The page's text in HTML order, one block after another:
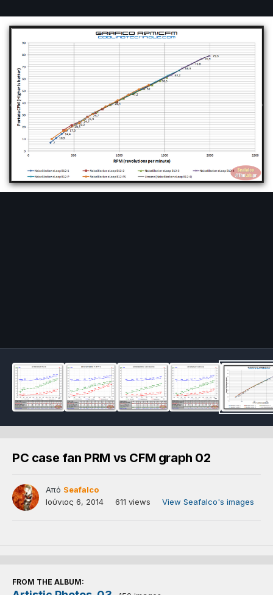
PC case fan PRM vs CFM graph 02
Από Seafalco
Ιούνιος 6, 2014
611 views View Seafalco's images
FROM THE ALBUM: